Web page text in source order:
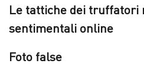
Le tattiche dei truffatori
sentimentali online
Foto false